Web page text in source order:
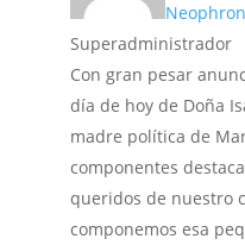
Neophron
Superadministrador
Con gran pesar
día de hoy de Doña
madre política de
componentes
queridos de nuestro
componemos esa